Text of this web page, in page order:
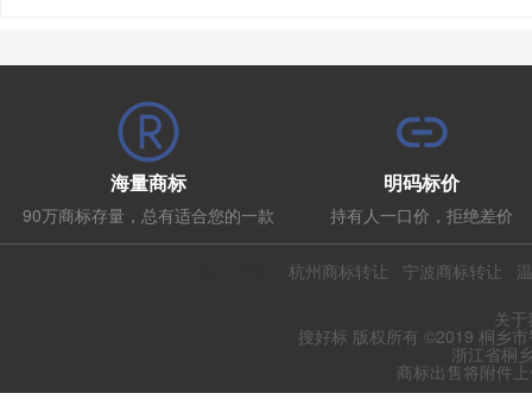
海量商标
90万商标存量，总有适合您的一款
明码标价
持有人一口价，拒绝差价
杭州商标转让 宁波商标转让
关
搜好标 版权所有 ©2019 桐乡
浙江省桐
商标出售将附件